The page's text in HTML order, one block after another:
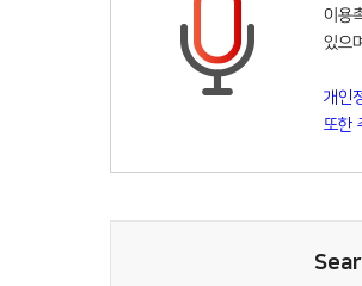
이용
있으
개인
또한